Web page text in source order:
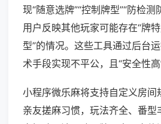
现“随意选牌”“控制牌型”“防检
用户反映其他玩家可能存在“牌
型”的情况。这些工具通过后台
术手段实现不平公，且“安全性高
小程序微乐麻将支持自定义房间
亲友搓麻习惯，玩法齐全、番型